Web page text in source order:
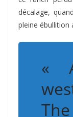
décalage,
pleine ébullition
«